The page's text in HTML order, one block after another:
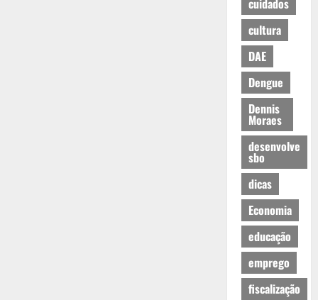
cuidados
cultura
DAE
Dengue
Dennis
Moraes
desenvolve
sbo
dicas
Economia
educação
emprego
fiscalização